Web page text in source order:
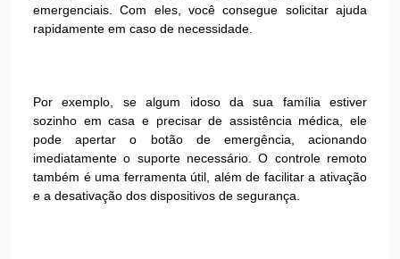
emergenciais. Com eles, você consegue solicitar ajuda
rapidamente em caso de necessidade.
Por exemplo, se algum idoso da sua família estiver
sozinho em casa e precisar de assistência médica, ele
pode apertar o botão de emergência, acionando
imediatamente o suporte necessário. O controle remoto
também é uma ferramenta útil, além de facilitar a ativação
e a desativação dos dispositivos de segurança.